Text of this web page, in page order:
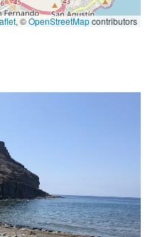
, ©OpenStreetMapcontributors